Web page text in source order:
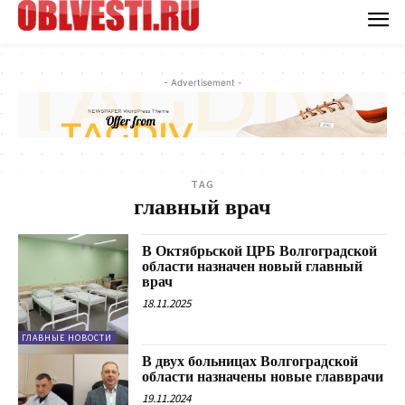
- Advertisement -
TAG
главный врач
ГЛАВНЫЕ НОВОСТИ
В Октябрьской ЦРБ Волгоградской
области назначен новый главный
врач
18.11.2025
В двух больницах Волгоградской
области назначены новые главврачи
19.11.2024